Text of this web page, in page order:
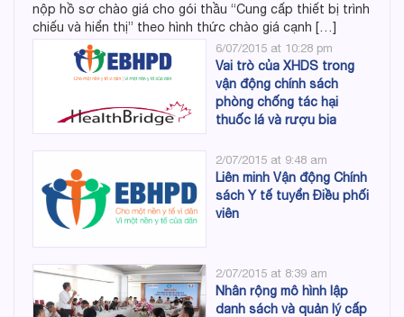
nộp hồ sơ chào giá cho gói thầu “Cung cấp thiết bị trình
chiếu và hiển thị” theo hình thức chào giá cạnh […]
6/07/2015 at 10:28 pm
Vai trò của XHDS trong
vận động chính sách
phòng chống tác hại
thuốc lá và rượu bia
2/07/2015 at 9:48 am
Liên minh Vận động Chính
sách Y tế tuyển Điều phối
viên
2/07/2015 at 8:39 am
Nhân rộng mô hình lập
danh sách và quản lý cấp